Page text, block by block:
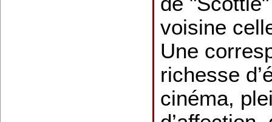
voisine
Une
richesse
cinéma,